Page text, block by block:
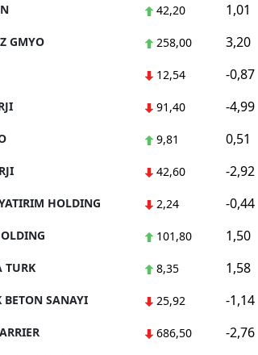
42,20 1,01
GMYO 258,00 3,20
12,54 -0,87
91,40 -4,99
9,81 0,51
42,60 -2,92
HOLDING 2,24 -0,44
101,80 1,50
TURK 8,35 1,58
BETON SANAYI 25,92 -1,14
686,50 -2,76